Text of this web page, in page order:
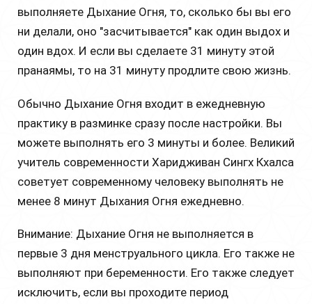
выполняете Дыхание Огня, то, сколько бы вы его
ни делали, оно "засчитывается" как один выдох и
один вдох. И если вы сделаете 31 минуту этой
пранаямы, то на 31 минуту продлите свою жизнь.
Обычно Дыхание Огня входит в ежедневную
практику в разминке сразу после настройки. Вы
можете выполнять его 3 минуты и более. Великий
учитель современности Харидживан Сингх Кхалса
советует современному человеку выполнять не
менее 8 минут Дыхания Огня ежедневно.
Внимание: Дыхание Огня не выполняется в
первые 3 дня менструального цикла. Его также не
выполняют при беременности. Его также следует
исключить, если вы проходите период